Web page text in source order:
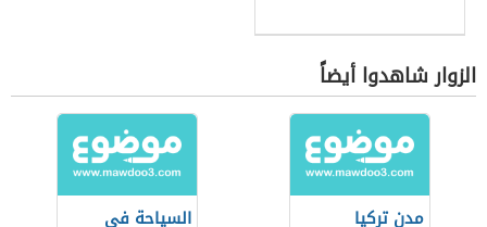
الزوار شاهدوا أيضاً
مدن تركيا
السياحة في